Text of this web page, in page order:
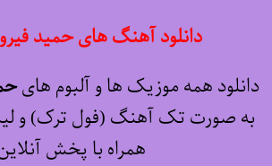
دانلود آهنگ های حمید
دانلود همه موزیک ها و آلبوم های
به صورت تک آهنگ (فول ترک) و
همراه با پخش